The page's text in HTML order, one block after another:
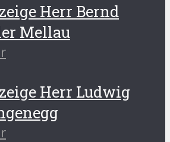
Herr Bernd
Mellau
Herr Ludwig